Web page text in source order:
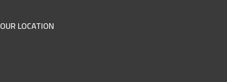
OUR LOCATION